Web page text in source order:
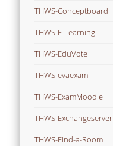
THWS-Conceptboard
THWS-E-Learning
THWS-EduVote
THWS-evaexam
THWS-ExamMoodle
THWS-Exchangeserver
THWS-Find-a-Room